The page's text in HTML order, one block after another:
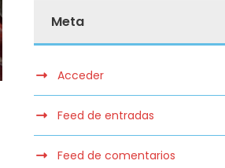
Meta
Acceder
Feed de entradas
Feed de comentarios